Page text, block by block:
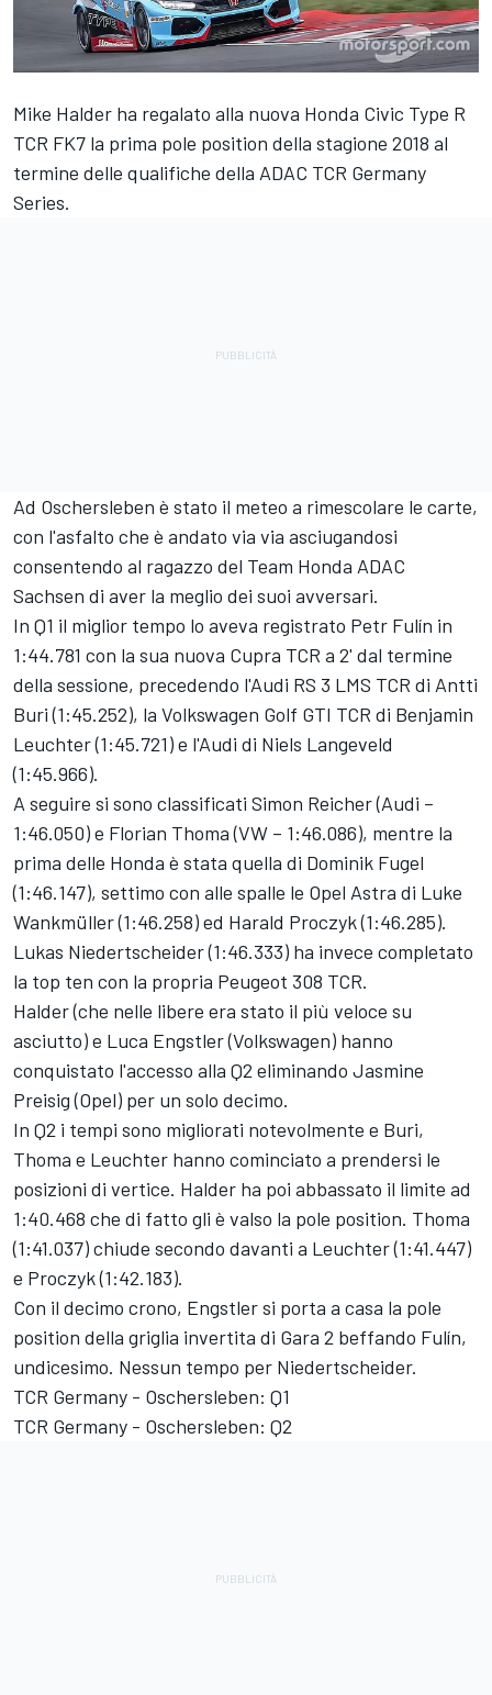
Mike Halder ha regalato alla nuova Honda Civic Type R
TCR FK7 la prima pole position della stagione 2018 al
termine delle qualifiche della ADAC TCR Germany
Series.
Ad Oschersleben è stato il meteo a rimescolare le carte,
con l'asfalto che è andato via via asciugandosi
consentendo al ragazzo del Team Honda ADAC
Sachsen di aver la meglio dei suoi avversari.
In Q1 il miglior tempo lo aveva registrato Petr Fulín in
1:44.781 con la sua nuova Cupra TCR a 2' dal termine
della sessione, precedendo l'Audi RS 3 LMS TCR di Antti
Buri (1:45.252), la Volkswagen Golf GTI TCR di Benjamin
Leuchter (1:45.721) e l'Audi di Niels Langeveld
(1:45.966).
A seguire si sono classificati Simon Reicher (Audi –
1:46.050) e Florian Thoma (VW – 1:46.086), mentre la
prima delle Honda è stata quella di Dominik Fugel
(1:46.147), settimo con alle spalle le Opel Astra di Luke
Wankmüller (1:46.258) ed Harald Proczyk (1:46.285).
Lukas Niedertscheider (1:46.333) ha invece completato
la top ten con la propria Peugeot 308 TCR.
Halder (che nelle libere era stato il più veloce su
asciutto) e Luca Engstler (Volkswagen) hanno
conquistato l'accesso alla Q2 eliminando Jasmine
Preisig (Opel) per un solo decimo.
In Q2 i tempi sono migliorati notevolmente e Buri,
Thoma e Leuchter hanno cominciato a prendersi le
posizioni di vertice. Halder ha poi abbassato il limite ad
1:40.468 che di fatto gli è valso la pole position. Thoma
(1:41.037) chiude secondo davanti a Leuchter (1:41.447)
e Proczyk (1:42.183).
Con il decimo crono, Engstler si porta a casa la pole
position della griglia invertita di Gara 2 beffando Fulín,
undicesimo. Nessun tempo per Niedertscheider.
TCR Germany - Oschersleben: Q1
TCR Germany - Oschersleben: Q2